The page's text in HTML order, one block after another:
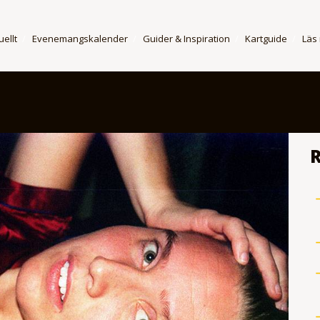
Evenemangskalender Guider & Inspiration Kartguide Läs